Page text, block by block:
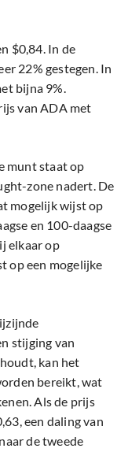
$0,84. In de
22% gestegen. In
bijna 9%.
van ADA met
munt staat op
zone nadert. De
mogelijk wijst op
en 100-daagse
elkaar op
op een mogelijke
stijging van
kan het
bereikt, wat
Als de prijs
een daling van
de tweede